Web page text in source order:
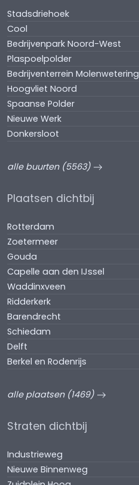
Stadsdriehoek
Cool
Bedrijvenpark Noord-West
Plaspoelpolder
Bedrijventerrein Molenwetering
Hoogvliet Noord
Spaanse Polder
Nieuwe Werk
Donkersloot
alle buurten (5563)
Plaatsen dichtbij
Rotterdam
Zoetermeer
Gouda
Capelle aan den IJssel
Waddinxveen
Ridderkerk
Barendrecht
Schiedam
Delft
Berkel en Rodenrijs
alle plaatsen (1469)
Straten dichtbij
Industrieweg
Nieuwe Binnenweg